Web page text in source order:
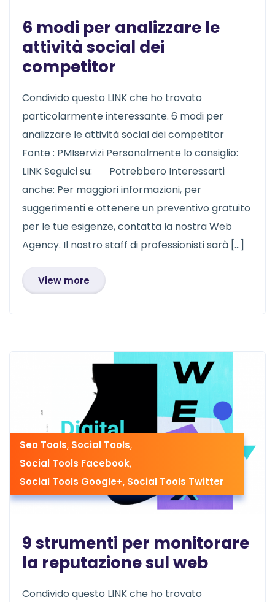
6 modi per analizzare le
attività social dei
competitor
Condivido questo LINK che ho trovato
particolarmente interessante. 6 modi per
analizzare le attività social dei competitor
Fonte : PMIservizi Personalmente lo consiglio:
LINK Seguici su: Potrebbero Interessarti
anche: Per maggiori informazioni, per
suggerimenti e ottenere un preventivo gratuito
per le tue esigenze, contatta la nostra Web
Agency. Il nostro staff di professionisti sarà […]
View more
Seo Tools, Social Tools,
Social Tools Facebook,
Social Tools Google+, Social Tools Twitter
9 strumenti per monitorare
la reputazione sul web
Condivido questo LINK che ho trovato